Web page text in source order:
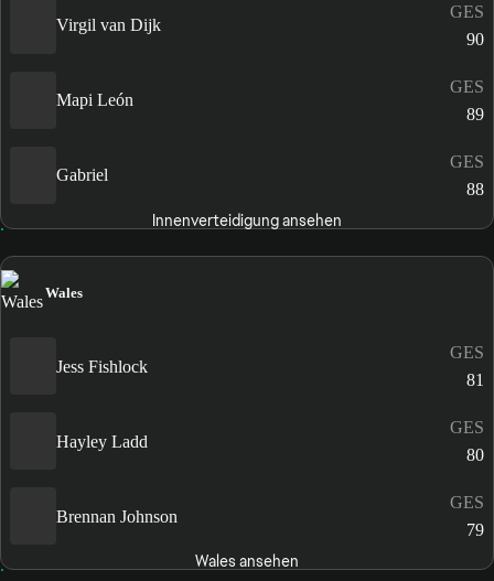
Virgil van Dijk
GES
90
Mapi León
GES
89
Gabriel
GES
88
Innenverteidigung ansehen
Wales
Jess Fishlock
GES
81
Hayley Ladd
GES
80
Brennan Johnson
GES
79
Wales ansehen